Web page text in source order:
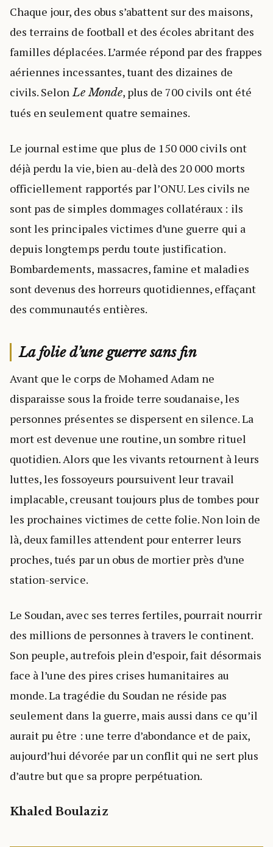
Chaque jour, des obus s’abattent sur des maisons,
des terrains de football et des écoles abritant des
familles déplacées. L’armée répond par des frappes
aériennes incessantes, tuant des dizaines de
civils. SelonLe Monde, plus de 700 civils ont été
tués en seulement quatre semaines.
Le journal estime que plus de 150 000 civils ont
déjà perdu la vie, bien au-delà des 20 000 morts
officiellement rapportés par l’ONU. Les civils ne
sont pas de simples dommages collatéraux : ils
sont les principales victimes d’une guerre qui a
depuis longtemps perdu toute justification.
Bombardements, massacres, famine et maladies
sont devenus des horreurs quotidiennes, effaçant
des communautés entières.
La folie d’une guerre sans fin
Avant que le corps de Mohamed Adam ne
disparaisse sous la froide terre soudanaise, les
personnes présentes se dispersent en silence. La
mort est devenue une routine, un sombre rituel
quotidien. Alors que les vivants retournent à leurs
luttes, les fossoyeurs poursuivent leur travail
implacable, creusant toujours plus de tombes pour
les prochaines victimes de cette folie. Non loin de
là, deux familles attendent pour enterrer leurs
proches, tués par un obus de mortier près d’une
station-service.
Le Soudan, avec ses terres fertiles, pourrait nourrir
des millions de personnes à travers le continent.
Son peuple, autrefois plein d’espoir, fait désormais
face à l’une des pires crises humanitaires au
monde. La tragédie du Soudan ne réside pas
seulement dans la guerre, mais aussi dans ce qu’il
aurait pu être : une terre d’abondance et de paix,
aujourd’hui dévorée par un conflit qui ne sert plus
d’autre but que sa propre perpétuation.
Khaled Boulaziz